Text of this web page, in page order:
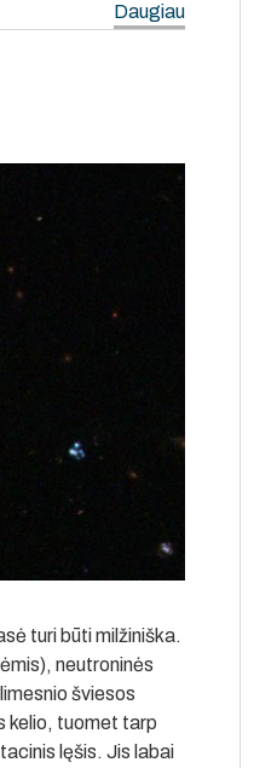
Daugiau
turi būti milžiniška.
neutroninės
šviesos
kelio, tuomet tarp
lęšis. Jis labai